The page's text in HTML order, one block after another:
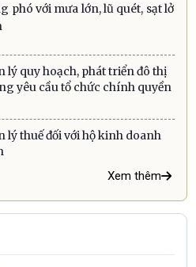
phó với mưa lớn, lũ quét, sạt lở
lý quy hoạch, phát triển đô thị
yêu cầu tổ chức chính quyền
thuế đối với hộ kinh doanh
Xem thêm